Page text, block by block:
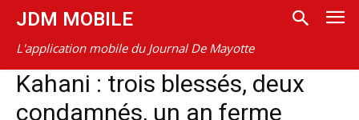
JDM MOBILE
L'application mobile du Journal De Mayotte
Kahani : trois blessés, deux
condamnés, un an ferme